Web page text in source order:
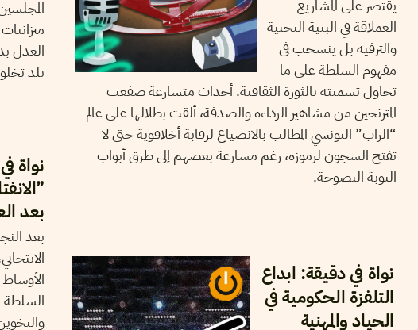
العدل
بلد
يقتصر على المشاريع
العملاقة في البنية التحتية
والترفيه بل ينسحب في
مفهوم السلطة على ما
تحاول تسميته بالثورة الثقافية. أحداث متسارعة صفعت
المترنحين من مشاهير الرداءة والصدفة، ألقت بظلالها على عالم
“الراب” التونسي المطالب بالانصياع لرقابة أخلاقوية حتى لا
تفتح السجون لرموزه، رغم مسارعة بعضهم إلى طرق أبواب
التوبة النصوحة.
نواة
بعد
بعد
السلطة
نواة في دقيقة: ابداع
التلفزة الحكومية في
الحياد والمهنية